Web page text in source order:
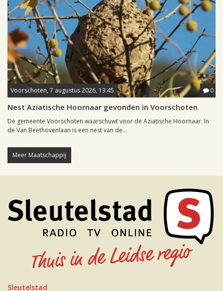
Voorschoten, 7 augustus 2026, 13:45 0
Nest Aziatische Hoornaar gevonden in Voorschoten
De gemeente Voorschoten waarschuwt voor de Aziatische Hoornaar. In
de Van Beethovenlaan is een nest van de...
Meer Maatschappij
Sleutelstad